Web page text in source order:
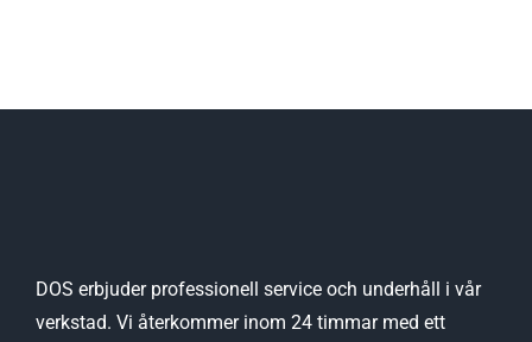
DOS erbjuder professionell service och underhåll i vår
verkstad. Vi återkommer inom 24 timmar med ett